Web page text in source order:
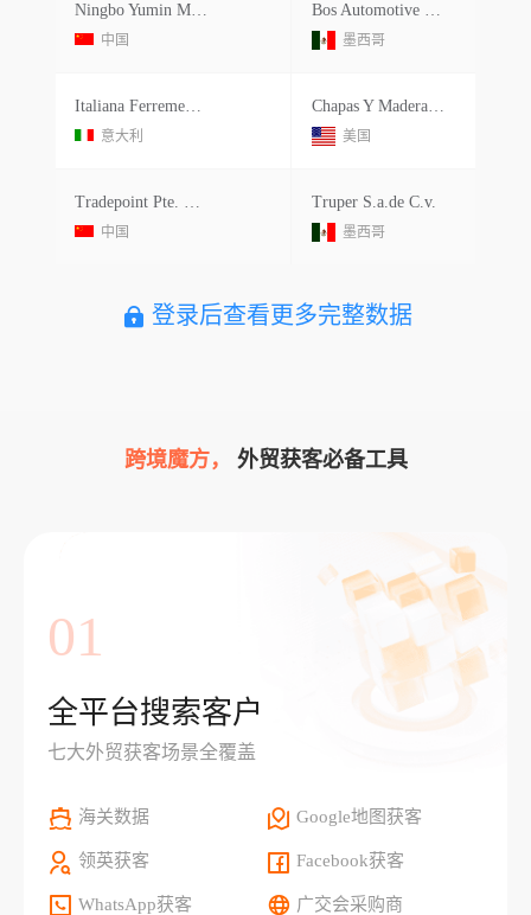
Ningbo Yumin Machine Industries
中国
Bos Automotive Products Irapuato S.a.de C.v.
墨西哥
Italiana Ferrementa S.r.l.
意大利
Chapas Y Maderas Importadas
美国
Tradepoint Pte. Ltd.
中国
Truper S.a.de C.v.
墨西哥
登录后查看更多完整数据
跨境魔方， 外贸获客必备工具
01
全平台搜索客户
七大外贸获客场景全覆盖
海关数据 Google地图获客
领英获客 Facebook获客
WhatsApp获客 广交会采购商